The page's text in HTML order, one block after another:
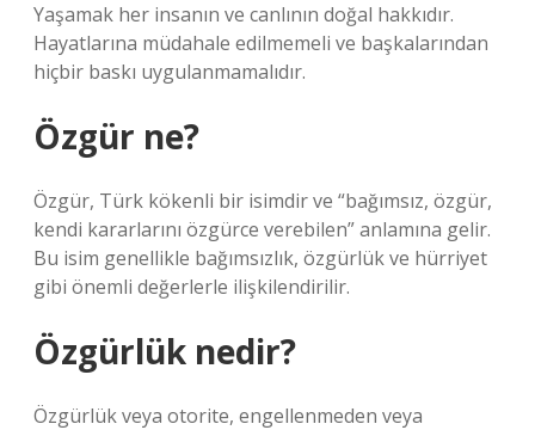
Yaşamak her insanın ve canlının doğal hakkıdır.
Hayatlarına müdahale edilmemeli ve başkalarından
hiçbir baskı uygulanmamalıdır.
Özgür ne?
Özgür, Türk kökenli bir isimdir ve “bağımsız, özgür,
kendi kararlarını özgürce verebilen” anlamına gelir.
Bu isim genellikle bağımsızlık, özgürlük ve hürriyet
gibi önemli değerlerle ilişkilendirilir.
Özgürlük nedir?
Özgürlük veya otorite, engellenmeden veya